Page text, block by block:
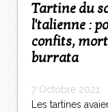
Tartine du soir à
l'talienne :
confits,
burrata
7 Octobre 2021
Les tartines